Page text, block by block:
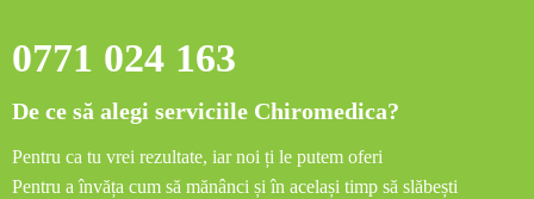
0771 024 163
De ce să alegi serviciile Chiromedica?
Pentru ca tu vrei rezultate, iar noi ți le putem oferi
Pentru a învăța cum să mănânci și în același timp să slăbești